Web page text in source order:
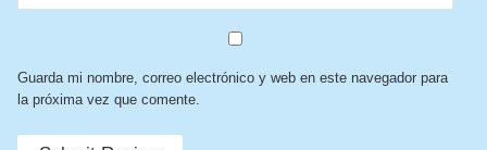
Guarda mi nombre, correo electrónico y web en este navegador para
la próxima vez que comente.